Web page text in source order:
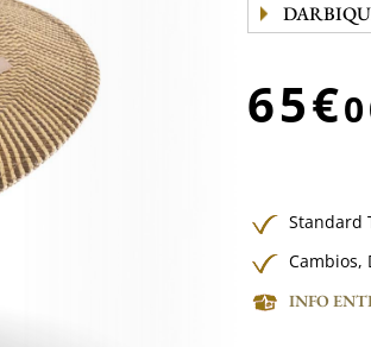
65€
Standard
Cambios,
INFO